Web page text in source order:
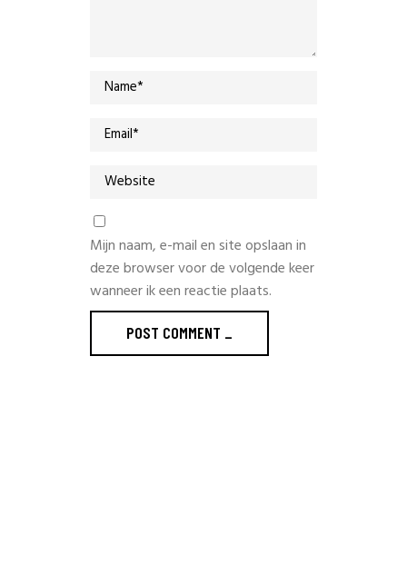
Mijn naam, e-mail en site opslaan in
deze browser voor de volgende keer
wanneer ik een reactie plaats.
POST COMMENT _